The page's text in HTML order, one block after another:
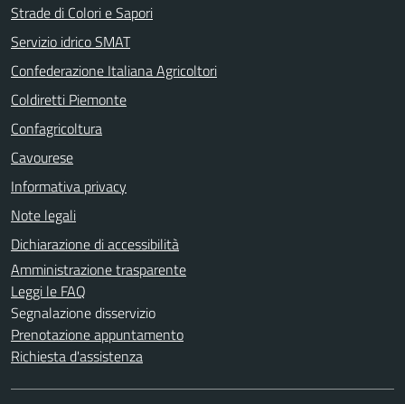
Strade di Colori e Sapori
Servizio idrico SMAT
Confederazione Italiana Agricoltori
Coldiretti Piemonte
Confagricoltura
Cavourese
Informativa privacy
Note legali
Dichiarazione di accessibilità
Amministrazione trasparente
Leggi le FAQ
Segnalazione disservizio
Prenotazione appuntamento
Richiesta d'assistenza